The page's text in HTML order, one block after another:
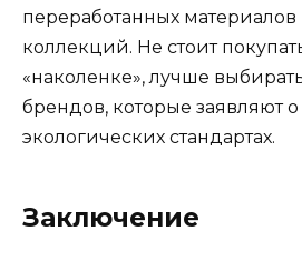
переработанных
коллекций. Не стоит
«наколенке», лучше
брендов, которые заявляют о
экологических стандартах.
Заключение